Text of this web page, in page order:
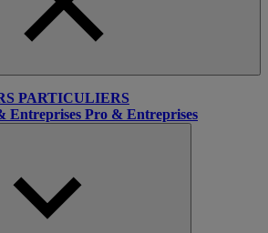
PARTICULIERS
Entreprises Pro & Entreprises